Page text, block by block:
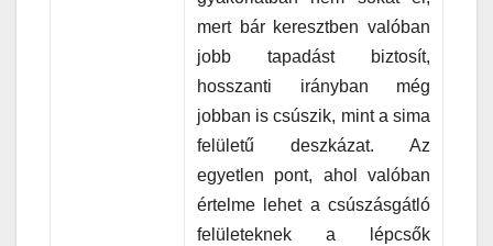
mert bár keresztben valóban
jobb tapadást biztosít,
hosszanti irányban még
jobban is csúszik, mint a sima
felületű deszkázat. Az
egyetlen pont, ahol valóban
értelme lehet a csúszásgátló
felületeknek a lépcsők